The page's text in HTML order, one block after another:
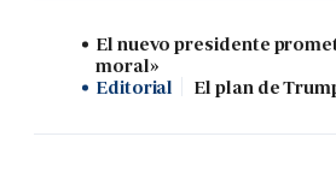
El nuevo presidente
moral»
Editorial
El plan de